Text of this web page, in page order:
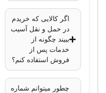
ترابایت
پورت‌های شبکه: یک
پورت RJ-45 10/100
Mbps
پورت‌های USB
: دو
اگر کالایی که خریدم
در حمل و نقل آسیب
ببیند چگونه از
خدمات پس از
فروش استفاده کنم؟
چطور میتوانم شماره